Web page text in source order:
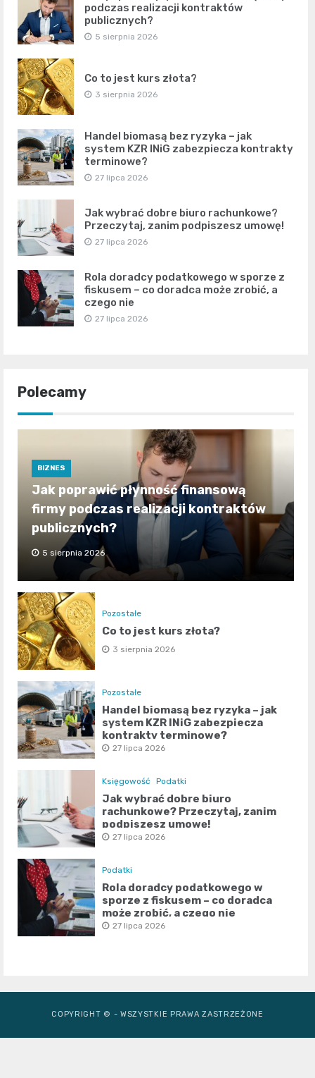
podczas realizacji kontraktów
publicznych?
5 sierpnia 2026
Co to jest kurs złota?
3 sierpnia 2026
Handel biomasą bez ryzyka – jak
system KZR INiG zabezpiecza kontrakty
terminowe?
27 lipca 2026
Jak wybrać dobre biuro rachunkowe?
Przeczytaj, zanim podpiszesz umowę!
27 lipca 2026
Rola doradcy podatkowego w sporze z
fiskusem – co doradca może zrobić, a
czego nie
27 lipca 2026
Polecamy
BIZNES
Jak poprawić płynność finansową
firmy podczas realizacji kontraktów
publicznych?
5 sierpnia 2026
Pozostałe
Co to jest kurs złota?
3 sierpnia 2026
Pozostałe
Handel biomasą bez ryzyka – jak
system KZR INiG zabezpiecza
kontrakty terminowe?
27 lipca 2026
Księgowość Podatki
Jak wybrać dobre biuro
rachunkowe? Przeczytaj, zanim
podpiszesz umowę!
27 lipca 2026
Podatki
Rola doradcy podatkowego w
sporze z fiskusem – co doradca
może zrobić, a czego nie
27 lipca 2026
COPYRIGHT © - WSZYSTKIE PRAWA ZASTRZEŻONE